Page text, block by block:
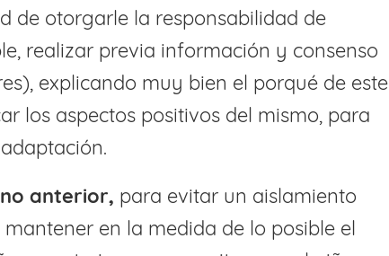
de otorgarle la responsabilidad de
realizar previa información y consenso
explicando muy bien el porqué de este
los aspectos positivos del mismo, para
anterior, para evitar un aislamiento
en la medida de lo posible el